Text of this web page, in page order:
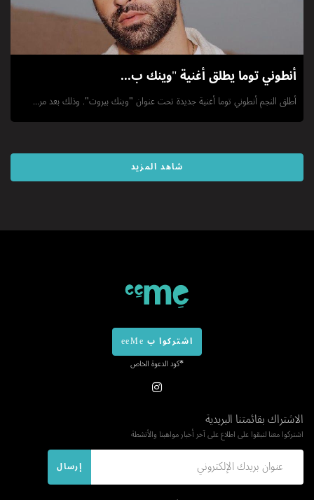
أنطوني توما يطلق أغنية "وينك ب...
أطلق النجم أنطوني توما أغنية جديدة تحت عنوان "وينك بيروت". وذلك بعد مر...
شاهد المزيد
اشتركوا ب eeMe
*كود الدعوة الخاص
الاشتراك بقائمتنا البريدية
اشتركوا معنا لتبقوا على اطلاع على آخر أخبار مواهبنا والأنشطة
إرسال